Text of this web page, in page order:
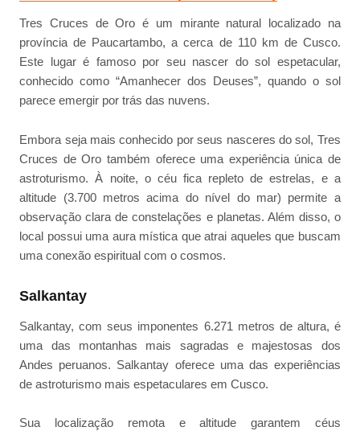
Tres Cruces de Oro é um mirante natural localizado na
província de Paucartambo, a cerca de 110 km de Cusco.
Este lugar é famoso por seu nascer do sol espetacular,
conhecido como “Amanhecer dos Deuses”, quando o sol
parece emergir por trás das nuvens.
Embora seja mais conhecido por seus nasceres do sol, Tres
Cruces de Oro também oferece uma experiência única de
astroturismo. À noite, o céu fica repleto de estrelas, e a
altitude (3.700 metros acima do nível do mar) permite a
observação clara de constelações e planetas. Além disso, o
local possui uma aura mística que atrai aqueles que buscam
uma conexão espiritual com o cosmos.
Salkantay
Salkantay, com seus imponentes 6.271 metros de altura, é
uma das montanhas mais sagradas e majestosas dos
Andes peruanos. Salkantay oferece uma das experiências
de astroturismo mais espetaculares em Cusco.
Sua localização remota e altitude garantem céus